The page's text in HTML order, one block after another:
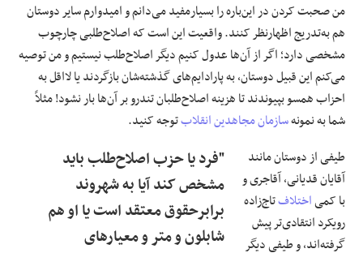
من صحبت کردن در این‌باره را بسیارمفید می‌دانم و امیدوارم سایر دوستان
هم به‌تدریج اظهارنظر کنند. واقعیت این است که اصلاح‌طلبی چارچوب
مشخصی دارد؛ اگر از آن‌ها عدول کنیم دیگر اصلاح‌طلب نیستیم و من توصیه
می‌کنم این قبیل دوستان، به پارادایم‌های گذشته‌شان بازگردند یا لااقل به
احزاب همسو بپیوندند تا هزینه اصلاح‌طلبان تندرو بر آن‌ها بار نشود! مثلاً
شما به نمونهسازمان مجاهدین انقلابتوجه کنید.
"فرد یا حزب اصلاح‌طلب باید
مشخص کند آیا به شهروند
برابرحقوق معتقد است یا او هم
شابلون و متر و معیارهای
طیفی از دوستان مانند
آقایان قدیانی، آقاجری و
با کمیاختلافتاج‌زاده
رویکرد انتقادی‌تر پیش
گرفته‌اند، و طیفی دیگر